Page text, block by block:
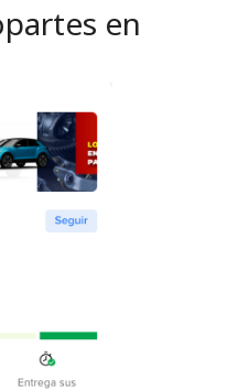
en